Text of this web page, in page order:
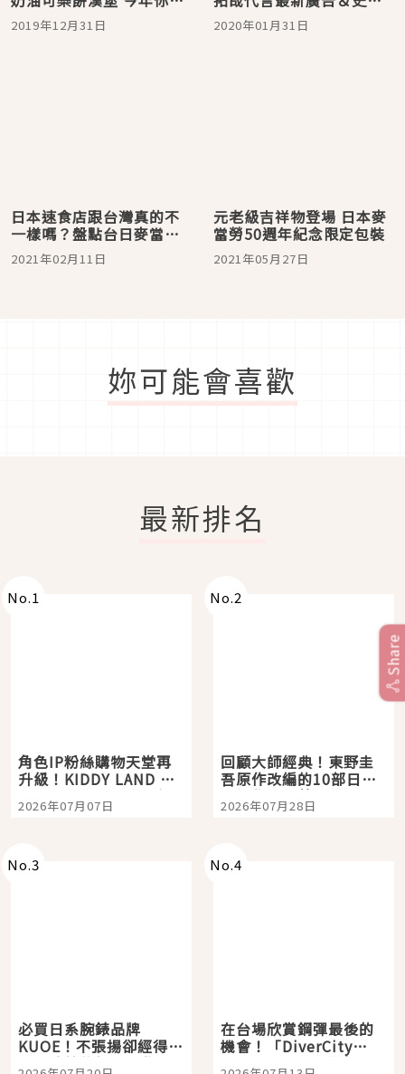
選擇濃厚還是奢侈口味
呢？
2019年12月31日 首發米漢堡2月初登場
2020年01月31日
日本速食店跟台灣真的不
一樣嗎？盤點台日麥當勞
大不同
2021年02月11日
元老級吉祥物登場 日本麥
當勞50週年紀念限定包裝
2021年05月27日
妳可能會喜歡
最新排名
No.1
角色IP粉絲購物天堂再
升級！KIDDY LAND 原
宿店吉伊卡哇迎客，新
開幕 OMOKADO 店3分
2026年07月07日
No.2
回顧大師經典！東野圭
吾原作改編的10部日本
影視作品推薦
2026年07月28日
No.3
必買日系腕錶品牌
KUOE！不張揚卻經得起
時間洗鍊的經典之作五
No.4
在台場欣賞鋼彈最後的
機會！「DiverCity
Tokyo Plaza」搭船、
Share